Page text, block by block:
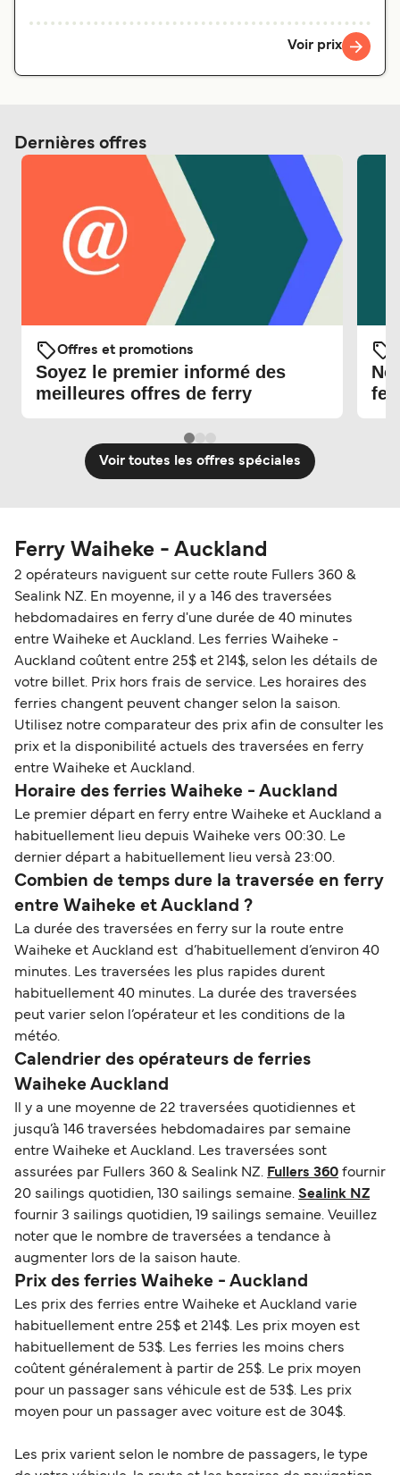
Voir prix
Dernières offres
Offres et promotions
Soyez le premier informé des
meilleures offres de ferry
Voir toutes les offres spéciales
Ferry Waiheke - Auckland
2 opérateurs naviguent sur cette route Fullers 360 &
Sealink NZ. En moyenne, il y a 146 des traversées
hebdomadaires en ferry d'une durée de 40 minutes
entre Waiheke et Auckland. Les ferries Waiheke -
Auckland coûtent entre 25$ et 214$, selon les détails de
votre billet. Prix hors frais de service. Les horaires des
ferries changent peuvent changer selon la saison.
Utilisez notre comparateur des prix afin de consulter les
prix et la disponibilité actuels des traversées en ferry
entre Waiheke et Auckland.
Horaire des ferries Waiheke - Auckland
Le premier départ en ferry entre Waiheke et Auckland a
habituellement lieu depuis Waiheke vers 00:30. Le
dernier départ a habituellement lieu versà 23:00.
Combien de temps dure la traversée en ferry
entre Waiheke et Auckland ?
La durée des traversées en ferry sur la route entre
Waiheke et Auckland est d’habituellement d’environ 40
minutes. Les traversées les plus rapides durent
habituellement 40 minutes. La durée des traversées
peut varier selon l’opérateur et les conditions de la
météo.
Calendrier des opérateurs de ferries
Waiheke Auckland
Il y a une moyenne de 22 traversées quotidiennes et
jusqu’à 146 traversées hebdomadaires par semaine
entre Waiheke et Auckland. Les traversées sont
assurées par Fullers 360 & Sealink NZ. Fullers 360 fournir
20 sailings quotidien, 130 sailings semaine. Sealink NZ
fournir 3 sailings quotidien, 19 sailings semaine. Veuillez
noter que le nombre de traversées a tendance à
augmenter lors de la saison haute.
Prix des ferries Waiheke - Auckland
Les prix des ferries entre Waiheke et Auckland varie
habituellement entre 25$ et 214$. Les prix moyen est
habituellement de 53$. Les ferries les moins chers
coûtent généralement à partir de 25$. Le prix moyen
pour un passager sans véhicule est de 53$. Les prix
moyen pour un passager avec voiture est de 304$.
Les prix varient selon le nombre de passagers, le type